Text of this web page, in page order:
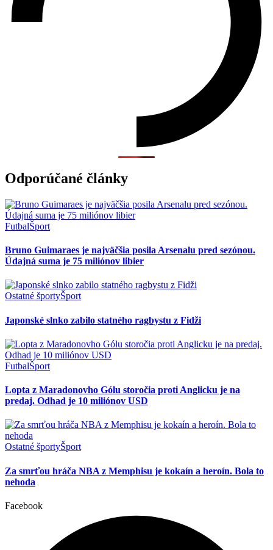
Odporúčané články
FutbalŠport
Bruno Guimaraes je najväčšia posila Arsenalu pred sezónou.
Údajná suma je 75 miliónov libier
Ostatné športyŠport
Japonské slnko zabilo statného ragbystu z Fidži
FutbalŠport
Lopta z Maradonovho Gólu storočia proti Anglicku je na
predaj. Odhad je 10 miliónov USD
Ostatné športyŠport
Za smrťou hráča NBA z Memphisu je kokaín a heroín. Bola to
nehoda
Facebook